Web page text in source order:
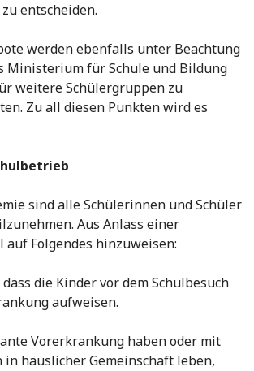
entscheiden.
werden ebenfalls unter Beachtung
Ministerium für Schule und Bildung
weitere Schülergruppen zu
Zu all diesen Punkten wird es
sind alle Schülerinnen und Schüler
Aus Anlass einer
Folgendes hinzuweisen:
die Kinder vor dem Schulbesuch
aufweisen.
Vorerkrankung haben oder mit
häuslicher Gemeinschaft leben,